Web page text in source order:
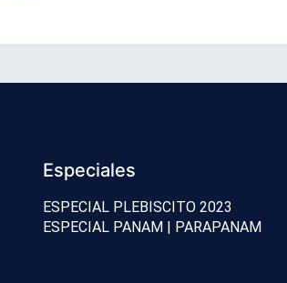
Especiales
ESPECIAL PLEBISCITO 2023
ESPECIAL PANAM | PARAPANAM